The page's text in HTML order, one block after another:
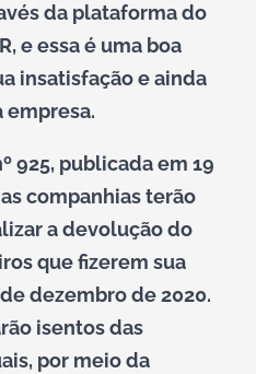
da plataforma do
e essa é uma boa
insatisfação e ainda
empresa.
925, publicada em 19
companhias terão
a devolução do
que fizerem sua
dezembro de 2020.
isentos das
por meio da